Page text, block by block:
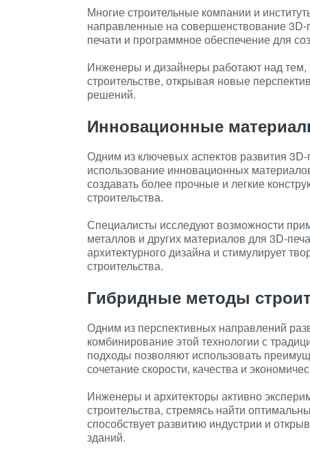
Многие строительные компании и
направленные на совершенствование
печати и программное обеспечение для
Инженеры и дизайнеры работают над
строительстве, открывая новые
решений.
Инновационные
Одним из ключевых аспектов развития 3D-
использование инновационных
создавать более прочные и легкие
строительства.
Специалисты исследуют возможности
металлов и других материалов для 3D-
архитектурного дизайна и стимулирует
строительства.
Гибридные методы
Одним из перспективных направлений
комбинирование этой технологии с
подходы позволяют использовать
сочетание скорости, качества и
Инженеры и архитекторы активно
строительства, стремясь найти
способствует развитию индустрии и
зданий.